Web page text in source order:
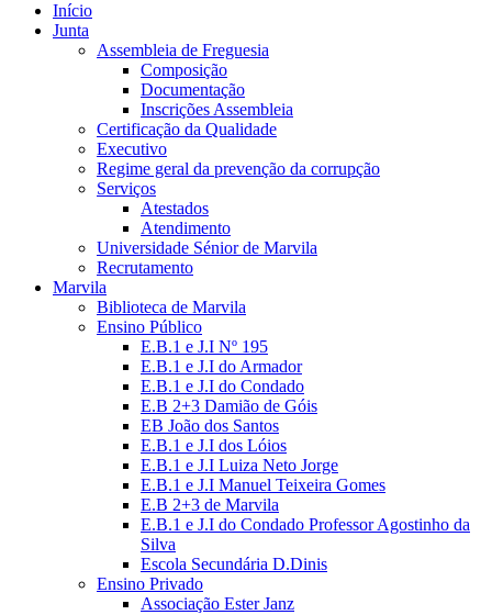
Início
Junta
Assembleia de Freguesia
Composição
Documentação
Inscrições Assembleia
Certificação da Qualidade
Executivo
Regime geral da prevenção da corrupção
Serviços
Atestados
Atendimento
Universidade Sénior de Marvila
Recrutamento
Marvila
Biblioteca de Marvila
Ensino Público
E.B.1 e J.I Nº 195
E.B.1 e J.I do Armador
E.B.1 e J.I do Condado
E.B 2+3 Damião de Góis
EB João dos Santos
E.B.1 e J.I dos Lóios
E.B.1 e J.I Luiza Neto Jorge
E.B.1 e J.I Manuel Teixeira Gomes
E.B 2+3 de Marvila
E.B.1 e J.I do Condado Professor Agostinho da
Silva
Escola Secundária D.Dinis
Ensino Privado
Associação Ester Janz